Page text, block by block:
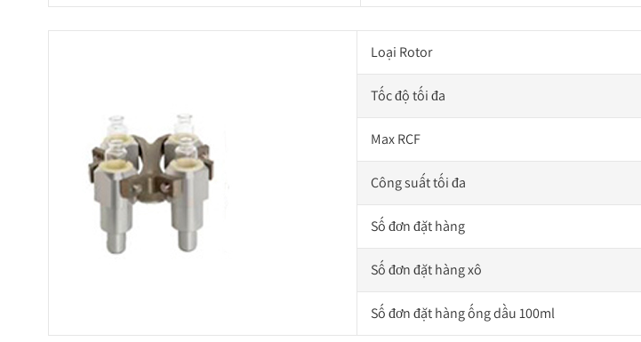
Loại Rotor
Tốc độ tối đa
Max RCF
Công suất tối đa
Số đơn đặt hàng
Số đơn đặt hàng xô
Số đơn đặt hàng ống dầu 100ml